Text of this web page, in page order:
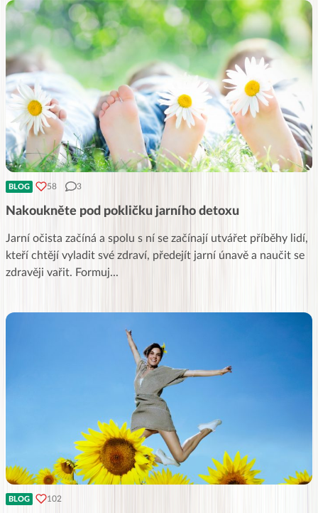
BLOG 58 3
Nakoukněte pod pokličku jarního detoxu
Jarní očista začíná a spolu s ní se začínají utvářet příběhy lidí,
kteří chtějí vyladit své zdraví, předejít jarní únavě a naučit se
zdravěji vařit. Formuj...
BLOG 102